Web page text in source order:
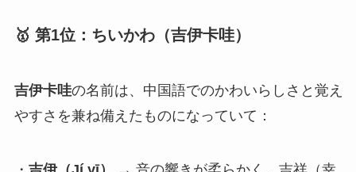
🥇 第1位：ちいかわ（吉伊卡哇）
吉伊卡哇の名前は、中国語でのかわいらしさと覚え
やすさを兼ね備えたものになっていて：